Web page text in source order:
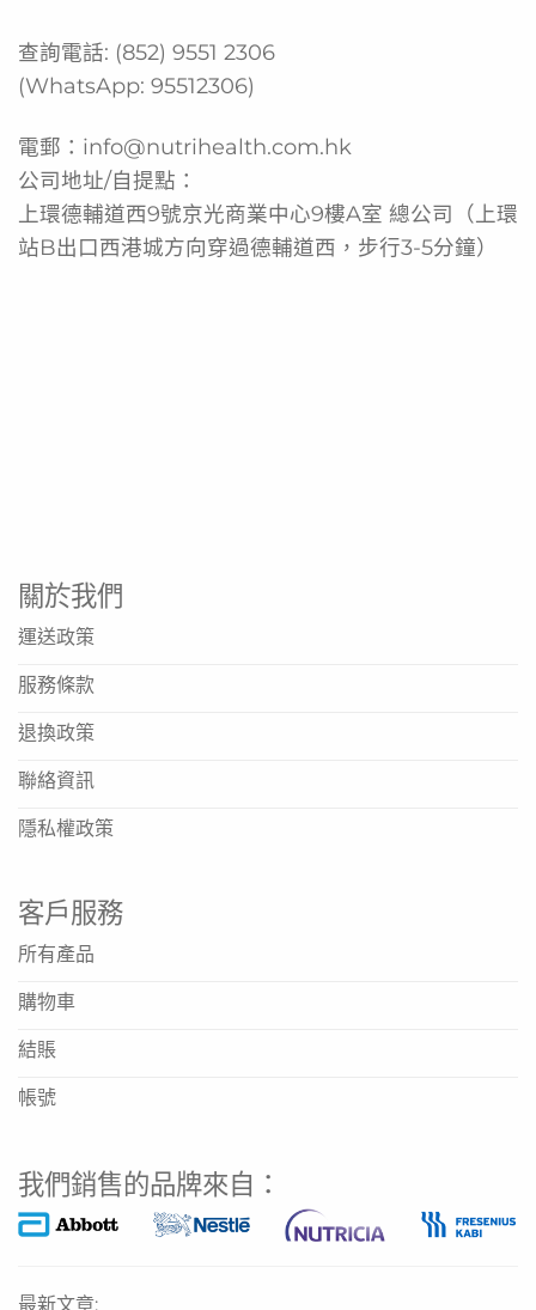
查詢電話: (852) 9551 2306
(WhatsApp: 95512306)
電郵： info@nutrihealth.com.hk
公司地址/自提點：
上環德輔道西9號京光商業中心9樓A室 總公司（上環
站B出口西港城方向穿過德輔道西，步行3-5分鐘）
關於我們
運送政策
服務條款
退換政策
聯絡資訊
隱私權政策
客戶服務
所有產品
購物車
結賬
帳號
我們銷售的品牌來自：
最新文章: